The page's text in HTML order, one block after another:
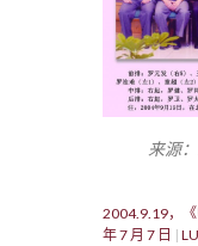
来源
2004.9.19，
年 7 月 7 日